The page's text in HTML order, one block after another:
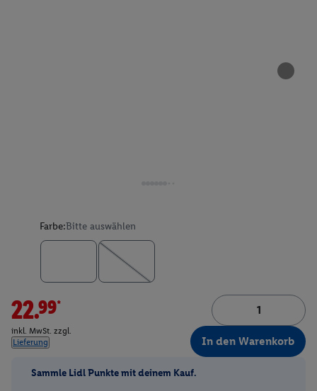
Farbe:Bitte auswählen
22.99*
inkl. MwSt. zzgl.
Lieferung
In den Warenkorb
Sammle Lidl Punkte mit deinem Kauf.